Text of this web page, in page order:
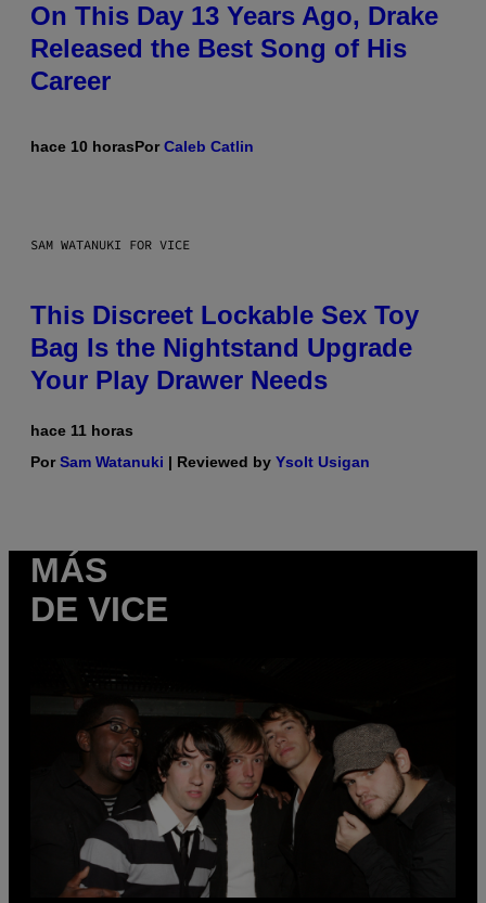
On This Day 13 Years Ago, Drake
Released the Best Song of His
Career
hace 10 horasPorCaleb Catlin
SAM WATANUKI FOR VICE
This Discreet Lockable Sex Toy
Bag Is the Nightstand Upgrade
Your Play Drawer Needs
hace 11 horas
PorSam Watanuki | Reviewed by Ysolt Usigan
MÁS
DE VICE